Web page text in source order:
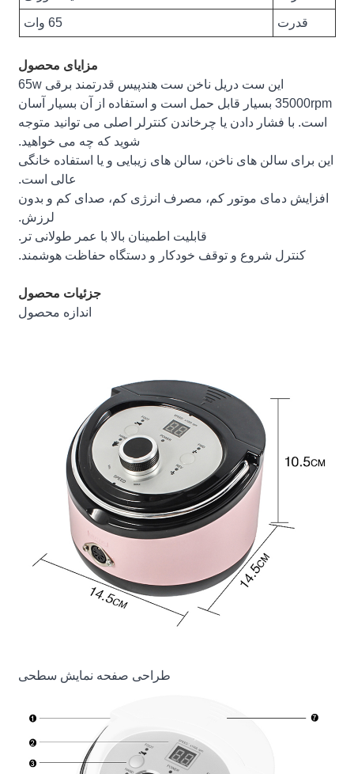
قدرت 65 وات
مزایای محصول
این ست دریل ناخن ست هندپیس قدرتمند برقی 65w
35000rpm بسیار قابل حمل است و استفاده از آن بسیار آسان
است. با فشار دادن یا چرخاندن کنترلر اصلی می توانید متوجه
شوید که چه می خواهید.
این برای سالن های ناخن، سالن های زیبایی و یا استفاده خانگی
عالی است.
افزایش دمای موتور کم، مصرف انرژی کم، صدای کم و بدون
لرزش.
قابلیت اطمینان بالا با عمر طولانی تر.
کنترل شروع و توقف خودکار و دستگاه حفاظت هوشمند.
جزئیات محصول
اندازه محصول
طراحی صفحه نمایش سطحی